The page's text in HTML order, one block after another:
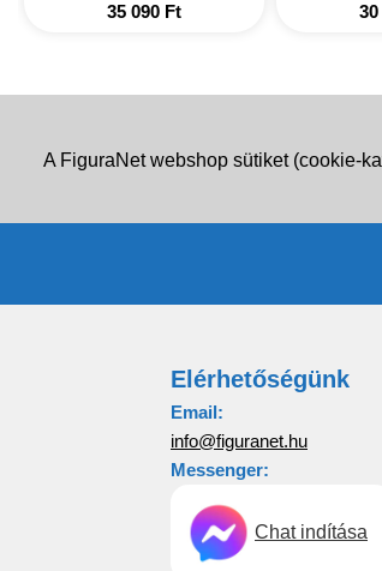
35 090 Ft 30
A FiguraNet webshop sütiket (cookie-
Elérhetőségünk
Email:
info@figuranet.hu
Messenger:
Chat indítása